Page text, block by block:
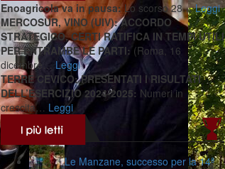
Enoagricola va in pausa:Lo scorso 28…Leggi
MERCOSUR, VINO (UIV): ACCORDO
STRATEGICO, CERTI RATIFICA IN TEMPI UTILI
PER ENTRAMBE LE PARTI:(Roma, 16
dicembre… Leggi
TERRE CEVICO: PRESENTATI I RISULTATI
DELL’ESERCIZIO 2024-2025: Numeri in
crescita… Leggi
Le Manzane, successo per la 14ª